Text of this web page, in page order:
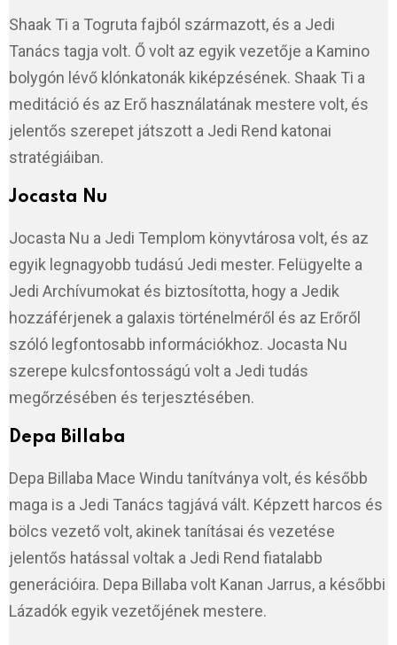
Shaak Ti a Togruta fajból származott, és a Jedi
Tanács tagja volt. Ő volt az egyik vezetője a Kamino
bolygón lévő klónkatonák kiképzésének. Shaak Ti a
meditáció és az Erő használatának mestere volt, és
jelentős szerepet játszott a Jedi Rend katonai
stratégiáiban.
Jocasta Nu
Jocasta Nu a Jedi Templom könyvtárosa volt, és az
egyik legnagyobb tudású Jedi mester. Felügyelte a
Jedi Archívumokat és biztosította, hogy a Jedik
hozzáférjenek a galaxis történelméről és az Erőről
szóló legfontosabb információkhoz. Jocasta Nu
szerepe kulcsfontosságú volt a Jedi tudás
megőrzésében és terjesztésében.
Depa Billaba
Depa Billaba Mace Windu tanítványa volt, és később
maga is a Jedi Tanács tagjává vált. Képzett harcos és
bölcs vezető volt, akinek tanításai és vezetése
jelentős hatással voltak a Jedi Rend fiatalabb
generációira. Depa Billaba volt Kanan Jarrus, a későbbi
Lázadók egyik vezetőjének mestere.